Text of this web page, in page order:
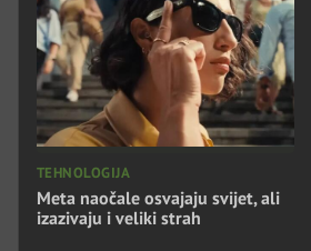
TEHNOLOGIJA
Meta naočale osvajaju svijet, ali
izazivaju i veliki strah